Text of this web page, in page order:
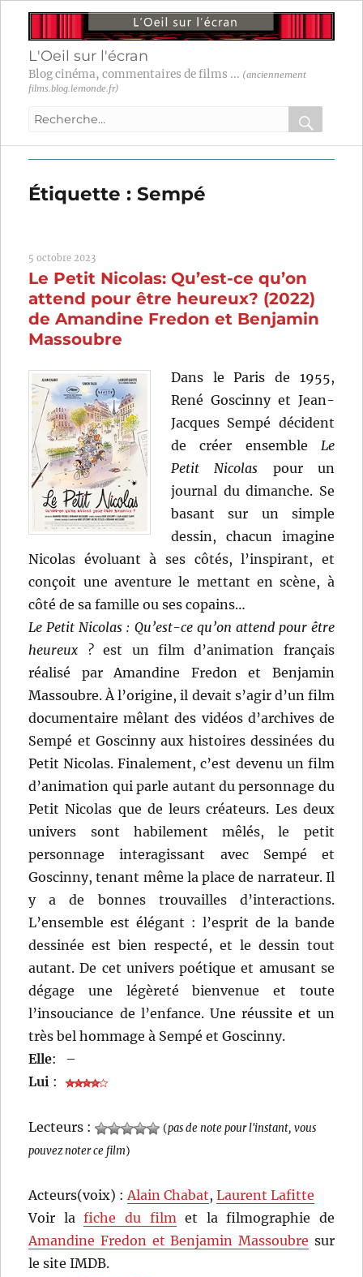
L'Oeil sur l'écran
Blog cinéma, commentaires de films ... (anciennement
films.blog.lemonde.fr)
Recherche
:
OK
Étiquette :Sempé
5 octobre 2023
Le Petit Nicolas: Qu’est-ce qu’on
attend pour être heureux? (2022)
de Amandine Fredon et Benjamin
Massoubre
Dans le Paris de 1955,
René Goscinny et Jean-
Jacques Sempé décident
de créer ensemble Le
Petit Nicolas pour un
journal du dimanche. Se
basant sur un simple
dessin, chacun imagine
Nicolas évoluant à ses côtés, l’inspirant, et
conçoit une aventure le mettant en scène, à
côté de sa famille ou ses copains…
Le Petit Nicolas : Qu’est-ce qu’on attend pour être
heureux ?est un film d’animation français
réalisé par Amandine Fredon et Benjamin
Massoubre. À l’origine, il devait s’agir d’un film
documentaire mêlant des vidéos d’archives de
Sempé et Goscinny aux histoires dessinées du
Petit Nicolas. Finalement, c’est devenu un film
d’animation qui parle autant du personnage du
Petit Nicolas que de leurs créateurs. Les deux
univers sont habilement mêlés, le petit
personnage interagissant avec Sempé et
Goscinny, tenant même la place de narrateur. Il
y a de bonnes trouvailles d’interactions.
L’ensemble est élégant : l’esprit de la bande
dessinée est bien respecté, et le dessin tout
autant. De cet univers poétique et amusant se
dégage une légèreté bienvenue et toute
l’insouciance de l’enfance. Une réussite et un
très bel hommage à Sempé et Goscinny.
Elle:
–
Lui :
Lecteurs : (pas de note pour l'instant, vous
pouvez noter ce film)
Acteurs(voix) :Alain Chabat,Laurent Lafitte
Voir lafiche du filmet la filmographie de
Amandine Fredon et Benjamin Massoubre sur
le site IMDB.